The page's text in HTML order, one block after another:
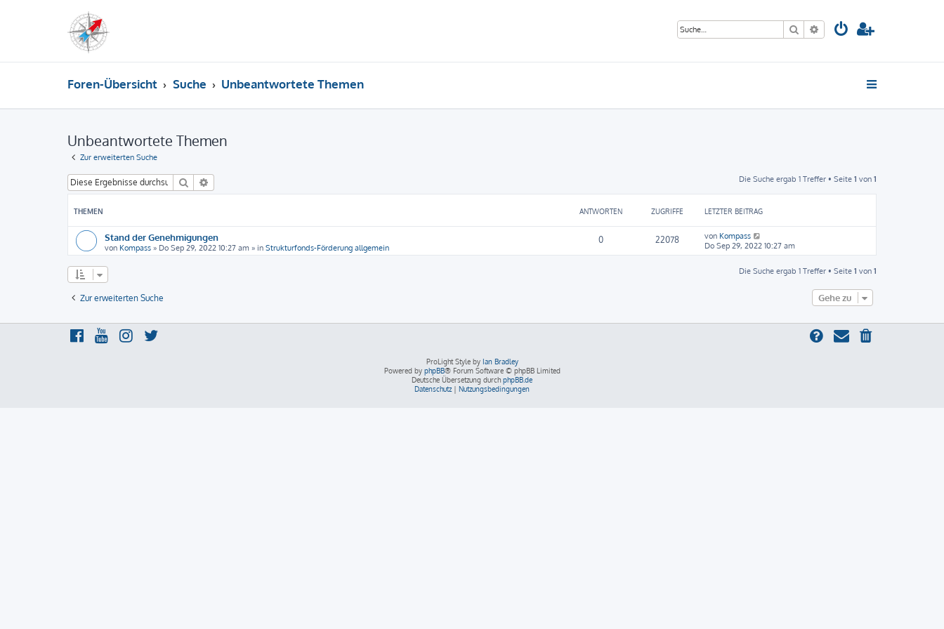
Suche Erweiterte Suche
Foren-Übersicht Suche Unbeantwortete Themen
Unbeantwortete Themen
Zur erweiterten Suche
Suche Die Suche ergab 1 Treffer • Seite 1 von 1
THEMEN ANTWORTEN ZUGRIFFE LETZTER BEITRAG
Stand der Genehmigungen
von Kompass » Do Sep 29, 2022 10:27 am » in Strukturfonds-Förderung allgemein
0 22078 von Kompass
Do Sep 29, 2022 10:27 am
Die Suche ergab 1 Treffer • Seite 1 von 1
Zur erweiterten Suche Gehe zu
ProLight Style by Ian Bradley
Powered by phpBB® Forum Software © phpBB Limited
Deutsche Übersetzung durch phpBB.de
Datenschutz | Nutzungsbedingungen